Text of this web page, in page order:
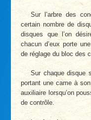
Sur l’arbre des
certain nombre de
disques que l’on
chacun d’eux porte
de réglage du bloc des
Sur chaque disque
portant une came à
auxiliaire lorsqu’on
de contrôle.